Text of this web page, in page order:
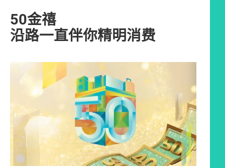
50金禧
沿路一直伴你精明消费